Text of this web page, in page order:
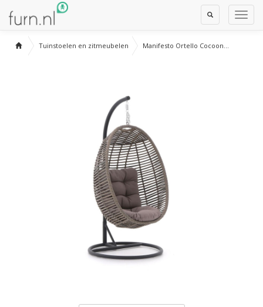
Toggle
Search
Tuinstoelen en zitmeubelen Manifesto Ortello Cocoon...